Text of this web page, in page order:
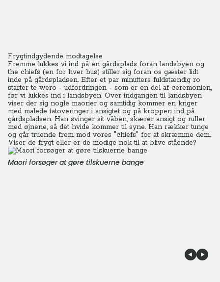
Frygtindgydende modtagelse
Fremme lukkes vi ind på en gårdsplads foran landsbyen og
the chiefs (en for hver bus) stiller sig foran os gæster lidt
inde på gårdspladsen. Efter et par minutters fuldstændig ro
starter te wero - udfordringen - som er en del af ceremonien,
før vi lukkes ind i landsbyen. Over indgangen til landsbyen
viser der sig nogle maorier og samtidig kommer en kriger
med malede tatoveringer i ansigtet og på kroppen ind på
gårdspladsen. Han svinger sit våben, skærer ansigt og ruller
med øjnene, så det hvide kommer til syne. Han rækker tunge
og går truende frem mod vores "chiefs" for at skræmme dem.
Viser de frygt eller er de modige nok til at blive stående?
Maori forsøger at gøre tilskuerne bange